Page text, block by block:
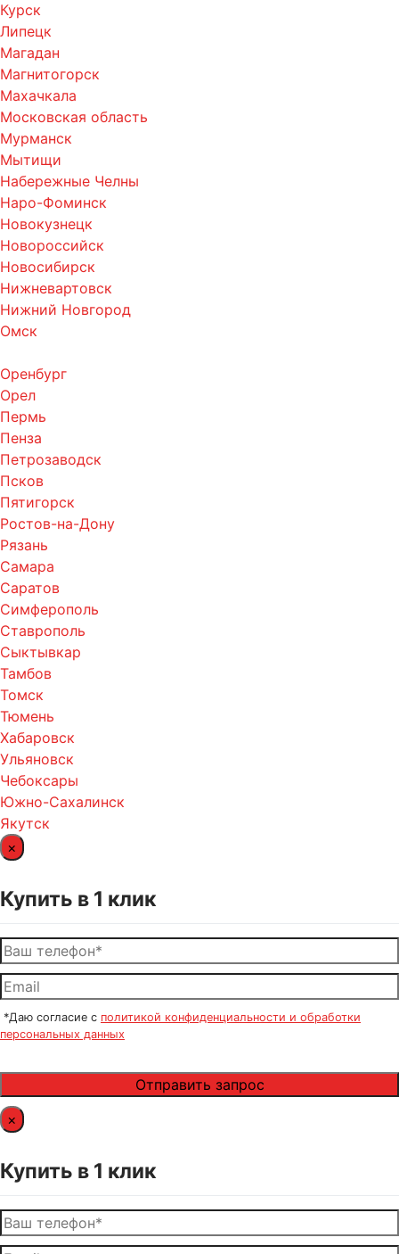
Курск
Липецк
Магадан
Магнитогорск
Махачкала
Московская область
Мурманск
Мытищи
Набережные Челны
Наро-Фоминск
Новокузнецк
Новороссийск
Новосибирск
Нижневартовск
Нижний Новгород
Омск
Оренбург
Орел
Пермь
Пенза
Петрозаводск
Псков
Пятигорск
Ростов-на-Дону
Рязань
Самара
Саратов
Симферополь
Ставрополь
Сыктывкар
Тамбов
Томск
Тюмень
Хабаровск
Ульяновск
Чебоксары
Южно-Сахалинск
Якутск
×
Купить в 1 клик
*Даю согласие с политикой конфиденциальности и обработки
персональных данных
×
Купить в 1 клик